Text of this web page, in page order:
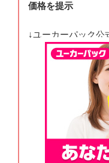
価格を提示
↓ユーカーパック公